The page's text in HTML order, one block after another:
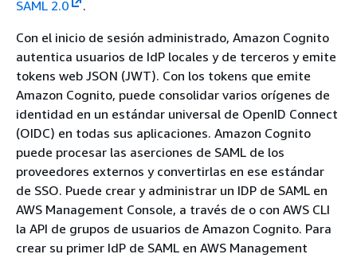
SAML 2.0
.
Con el inicio de sesión administrado, Amazon Cognito
autentica usuarios de IdP locales y de terceros y emite
tokens web JSON (JWT). Con los tokens que emite
Amazon Cognito, puede consolidar varios orígenes de
identidad en un estándar universal de OpenID Connect
(OIDC) en todas sus aplicaciones. Amazon Cognito
puede procesar las aserciones de SAML de los
proveedores externos y convertirlas en ese estándar
de SSO. Puede crear y administrar un IDP de SAML en
AWS Management Console, a través de o con AWS CLI
la API de grupos de usuarios de Amazon Cognito. Para
crear su primer IdP de SAML en AWS Management